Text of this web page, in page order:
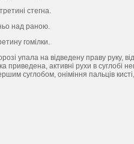
стегна.
над раною.
гомiлки.
упала на вiдведену праву руку,
приведена, активнi рухи в суглобi
суглобом, онiмiння пальцiв